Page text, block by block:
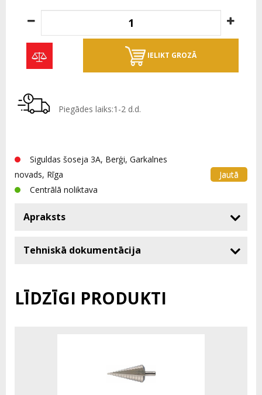
IELIKT GROZĀ
Piegādes laiks:1-2 d.d.
Siguldas šoseja 3A, Berģi, Garkalnes
novads, Rīga
Jautā
Centrālā noliktava
Apraksts
Tehniskā dokumentācija
LĪDZĪGI PRODUKTI